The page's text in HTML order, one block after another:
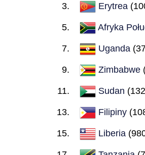
Erytrea
Afryka
Uganda
Zimbabwe
Sudan
Filipiny
Liberia